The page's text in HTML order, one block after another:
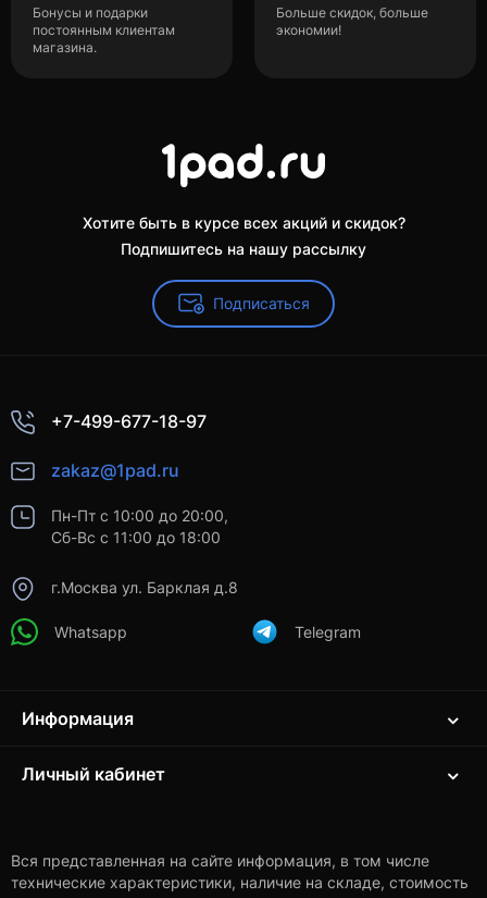
Бонусы и подарки
постоянным клиентам
магазина.
Больше скидок, больше
экономии!
Хотите быть в курсе всех акций и скидок?
Подпишитесь на нашу рассылку
Подписаться
+7-499-677-18-97
zakaz@1pad.ru
Пн-Пт с 10:00 до 20:00,
Сб-Вс с 11:00 до 18:00
г.Москва ул. Барклая д.8
Whatsapp Telegram
Информация
Личный кабинет
Вся представленная на сайте информация, в том числе
технические характеристики, наличие на складе, стоимость